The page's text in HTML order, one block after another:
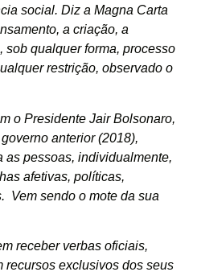
social. Diz a Magna Carta
a criação, a
sob qualquer forma, processo
restrição, observado o
o Presidente Jair Bolsonaro,
anterior (2018),
as pessoas, individualmente,
afetivas, políticas,
Vem sendo o mote da sua
receber verbas oficiais,
recursos exclusivos dos seus